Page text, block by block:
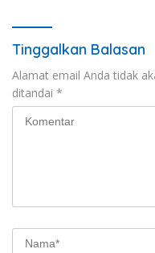
Tinggalkan Balasan
Alamat email Anda tidak
ditandai *